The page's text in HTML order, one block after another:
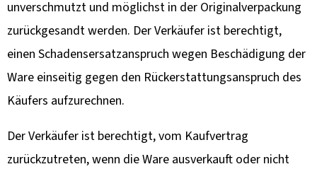
unverschmutzt und möglichst in der Originalverpackung
zurückgesandt werden. Der Verkäufer ist berechtigt,
einen Schadensersatzanspruch wegen Beschädigung der
Ware einseitig gegen den Rückerstattungsanspruch des
Käufers aufzurechnen.
Der Verkäufer ist berechtigt, vom Kaufvertrag
zurückzutreten, wenn die Ware ausverkauft oder nicht